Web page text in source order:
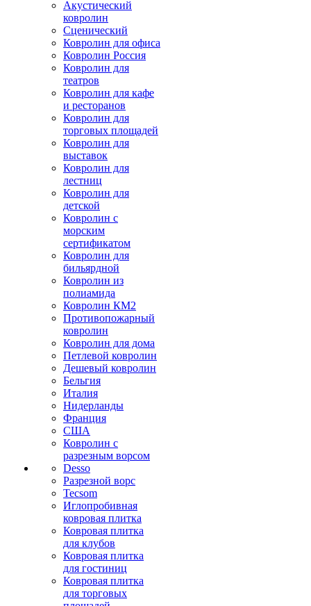
Акустический
ковролин
Сценический
Ковролин для офиса
Ковролин Россия
Ковролин для
театров
Ковролин для кафе
и ресторанов
Ковролин для
торговых площадей
Ковролин для
выставок
Ковролин для
лестниц
Ковролин для
детской
Ковролин с
морским
сертификатом
Ковролин для
бильярдной
Ковролин из
полиамида
Ковролин КМ2
Противопожарный
ковролин
Ковролин для дома
Петлевой ковролин
Дешевый ковролин
Бельгия
Италия
Нидерланды
Франция
США
Ковролин с
разрезным ворсом
Desso
Разрезной ворс
Tecsom
Иглопробивная
ковровая плитка
Ковровая плитка
для клубов
Ковровая плитка
для гостиниц
Ковровая плитка
для торговых